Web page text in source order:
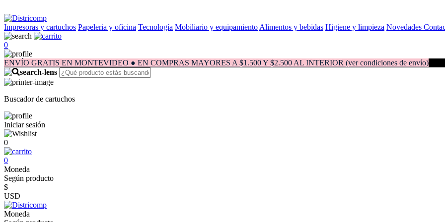
Impresoras y cartuchos Papeleria y oficina Tecnología Mobiliario y equipamiento Alimentos y bebidas Higiene y limpieza Novedades
0
ENVÍO GRATIS EN MONTEVIDEO ● EN COMPRAS MAYORES A $1.500 Y $2.500 AL INTERIOR (ver condiciones de envío)
Buscador de cartuchos
Iniciar sesión
0
0
Moneda
Según producto
$
USD
Moneda